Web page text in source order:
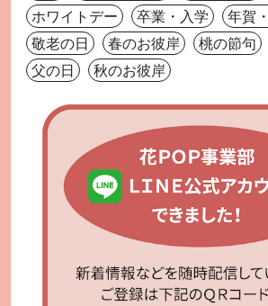
ホワイトデー
卒業・入学
年賀
敬老の日
春のお彼岸 桃の節句
父の日
秋のお彼岸